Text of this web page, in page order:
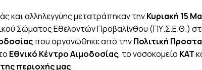
και αλληλεγγύης μετατράπηκαν τηνΚυριακή 15
Σώματος Εθελοντών Προβαλίνθου (ΠΥ.Σ.Ε.Θ.)
που οργανώθηκε από τηνΠολιτική
Εθνικό Κέντρο Αιμοδοσίας, το νοσοκομείο ΚΑΤ
περιοχής μας: